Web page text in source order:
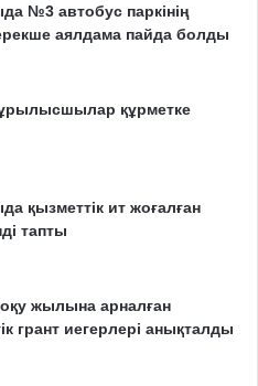
№3 автобус паркінің
аялдама пайда болды
құрметке
қызметтік ит жоғалған
тапты
жылына арналған
грант иегерлері анықталды